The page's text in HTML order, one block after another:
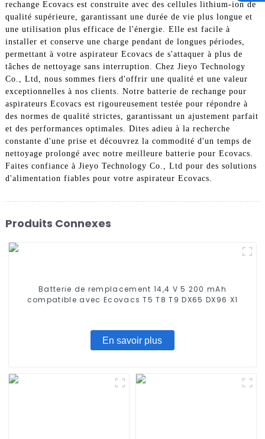
rechange Ecovacs est construite avec des cellules lithium-ion de
qualité supérieure, garantissant une durée de vie plus longue et
une utilisation plus efficace de l'énergie. Elle est facile à
installer et conserve une charge pendant de longues périodes,
permettant à votre aspirateur Ecovacs de s'attaquer à plus de
tâches de nettoyage sans interruption. Chez Jieyo Technology
Co., Ltd, nous sommes fiers d'offrir une qualité et une valeur
exceptionnelles à nos clients. Notre batterie de rechange pour
aspirateurs Ecovacs est rigoureusement testée pour répondre à
des normes de qualité strictes, garantissant un ajustement parfait
et des performances optimales. Dites adieu à la recherche
constante d'une prise et découvrez la commodité d'un temps de
nettoyage prolongé avec notre meilleure batterie pour Ecovacs.
Faites confiance à Jieyo Technology Co., Ltd pour des solutions
d'alimentation fiables pour votre aspirateur Ecovacs.
Produits Connexes
Batterie de remplacement 14,4 V 5 200 mAh
compatible avec Ecovacs T5 T8 T9 DX65 DX96 X1
En savoir plus